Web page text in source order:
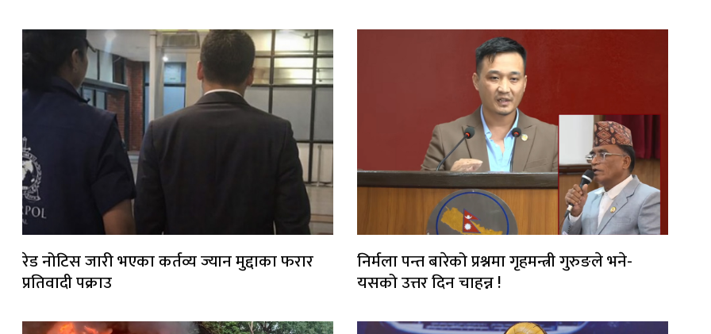
रेड नोटिस जारी भएका कर्तव्य ज्यान मुद्दाका फरार
प्रतिवादी पक्राउ
निर्मला पन्त बारेको प्रश्नमा गृहमन्त्री गुरुङले भने-
यसको उत्तर दिन चाहन्न !